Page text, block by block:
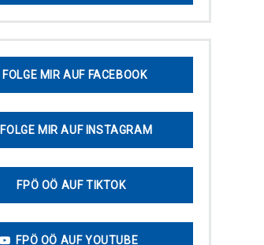
FOLGE MIR AUF FACEBOOK
FOLGE MIR AUF INSTAGRAM
FPÖ OÖ AUF TIKTOK
FPÖ OÖ AUF YOUTUBE